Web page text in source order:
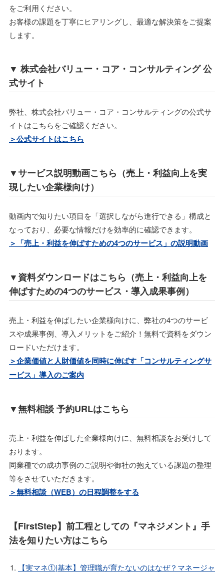
をご利用ください。
お客様の課題を丁寧にヒアリングし、最適な解決策をご提案
します。
▼ 株式会社バリュー・コア・コンサルティング 公
式サイト
弊社、株式会社バリュー・コア・コンサルティングの公式サ
イトはこちらをご確認ください。
＞公式サイトはこちら
▼サービス説明動画こちら（売上・利益向上を実
現したい企業様向け）
動画内で知りたい項目を「選択しながら進行できる」構成と
なっており、必要な情報だけを効率的に確認できます。
＞「売上・利益を伸ばすための4つのサービス」の説明動画
▼資料ダウンロードはこちら（売上・利益向上を
伸ばすための4つのサービス・導入成果事例）
売上・利益を伸ばしたい企業様向けに、弊社の4つのサービ
スや成果事例、導入メリットをご紹介！無料で資料をダウン
ロードいただけます。
＞企業価値と人財価値を同時に伸ばす「コンサルティングサ
ービス」導入のご案内
▼無料相談 予約URLはこちら
売上・利益を伸ばした企業様向けに、無料相談をお受けして
おります。
同業種での成功事例のご説明や御社の抱えている課題の整理
等をさせていただきます。
＞無料相談（WEB）の日程調整をする
【FirstStep】前工程としての『マネジメント』手
法を知りたい方はこちら
【実マネ①|基本】管理職が育たないのはなぜ？マネージャ